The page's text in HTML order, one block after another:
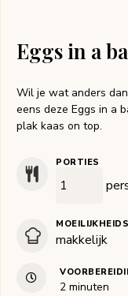
Eggs in a
Wil je wat anders
eens deze Eggs in a
plak kaas on top.
PORTIES
makkelijk
2minuten
minuten